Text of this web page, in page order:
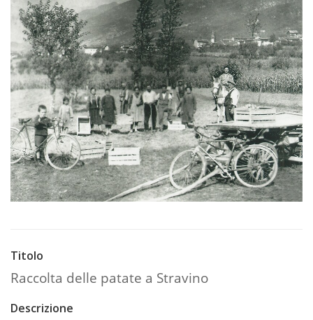
Titolo
Raccolta delle patate a Stravino
Descrizione